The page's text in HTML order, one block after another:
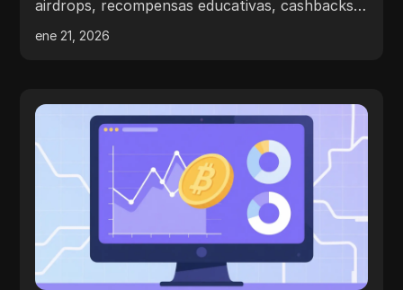
airdrops, recompensas educativas, cashbacks y
consejos para evitar estafas y elegir
plataformas de confianza.
ene 21, 2026